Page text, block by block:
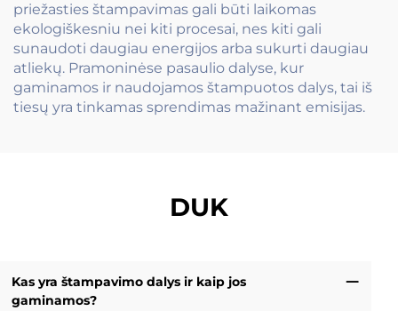
priežasties štampavimas gali būti laikomas
ekologiškesniu nei kiti procesai, nes kiti gali
sunaudoti daugiau energijos arba sukurti daugiau
atliekų. Pramoninėse pasaulio dalyse, kur
gaminamos ir naudojamos štampuotos dalys, tai iš
tiesų yra tinkamas sprendimas mažinant emisijas.
DUK
Kas yra štampavimo dalys ir kaip jos
gaminamos?